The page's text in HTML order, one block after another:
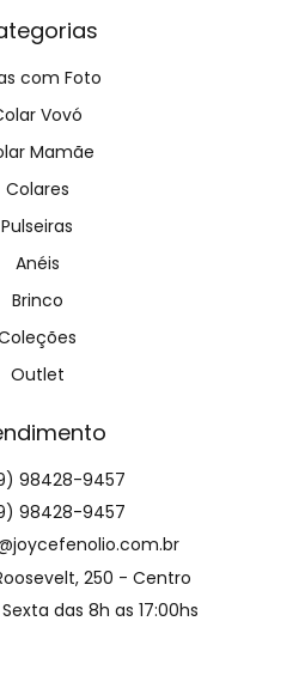
com Foto
Vovó
Mamãe
Colares
Pulseiras
Anéis
Brinco
Outlet
98428-9457
98428-9457
250 - Centro
das 8h as 17:00hs